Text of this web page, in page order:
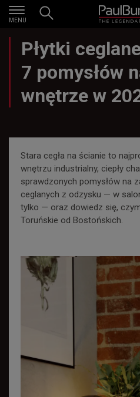
MENU
Płytki
7 pomysłów
wnętrze w
Stara cegła na ścianie to
wnętrzu industrialny, ciepły
sprawdzonych pomysłów na
ceglanych z odzysku — w
tylko — oraz dowiedz się,
Toruńskie od Bostońskich.